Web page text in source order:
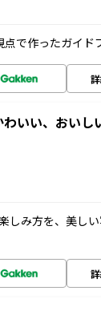
で作ったガイド
いい、おいし
しみ方を、美し